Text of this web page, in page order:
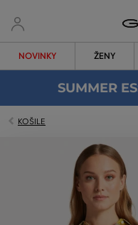
NOVINKY ŽENY
SUMMER
KOŠILE